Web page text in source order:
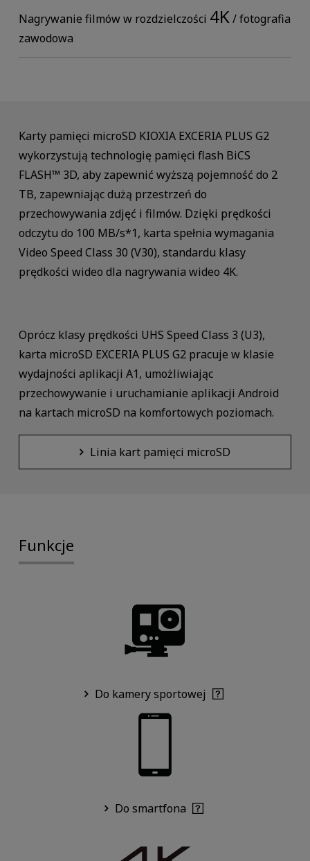
Nagrywanie filmów w rozdzielczości 4K/ fotografia
zawodowa
Karty pamięci microSD KIOXIA EXCERIA PLUS G2
wykorzystują technologię pamięci flash BiCS
FLASH™ 3D, aby zapewnić wyższą pojemność do 2
TB, zapewniając dużą przestrzeń do
przechowywania zdjęć i filmów. Dzięki prędkości
odczytu do 100 MB/s*1, karta spełnia wymagania
Video Speed Class 30 (V30), standardu klasy
prędkości wideo dla nagrywania wideo 4K.
Oprócz klasy prędkości UHS Speed Class 3 (U3),
karta microSD EXCERIA PLUS G2 pracuje w klasie
wydajności aplikacji A1, umożliwiając
przechowywanie i uruchamianie aplikacji Android
na kartach microSD na komfortowych poziomach.
Linia kart pamięci microSD
Funkcje
Do kamery sportowej
Do smartfona